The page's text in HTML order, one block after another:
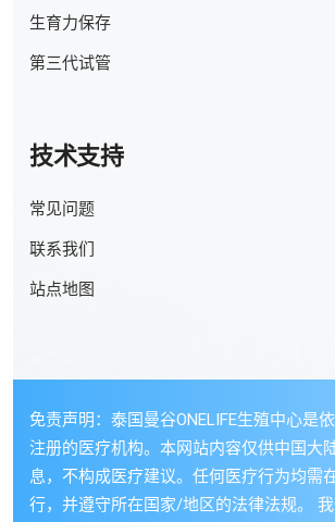
生育力保存
第三代试管
技术支持
常见问题
联系我们
站点地图
免责声明：泰国曼谷ONELIFE生殖中心是
注册的医疗机构。本网站内容仅供中国大
息，不构成医疗建议。任何医疗行为均需
行，并遵守所在国家/地区的法律法规。